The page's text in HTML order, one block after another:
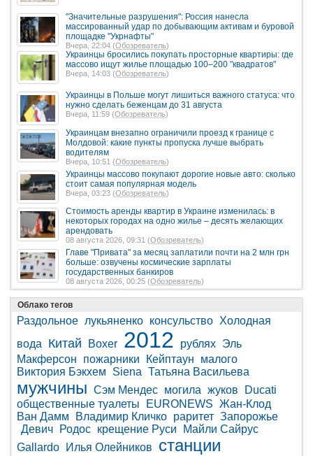
"Значительные разрушения": Россия нанесла
массированный удар по добывающим активам и буровой
площадке "Укрнафты"
Вчера, 22:04 (Обозреватель)
Украинцы бросились покупать просторные квартиры: где
массово ищут жилье площадью 100–200 "квадратов"
Вчера, 14:03 (Обозреватель)
Украинцы в Польше могут лишиться важного статуса: что
нужно сделать беженцам до 31 августа
Вчера, 11:59 (Обозреватель)
Украинцам внезапно ограничили проезд к границе с
Молдовой: какие пункты пропуска лучше выбрать
водителям
Вчера, 10:51 (Обозреватель)
Украинцы массово покупают дорогие новые авто: сколько
стоит самая популярная модель
Вчера, 03:23 (Обозреватель)
Стоимость аренды квартир в Украине изменилась: в
некоторых городах на одно жилье – десять желающих
арендовать
08 августа 2026, 09:31 (Обозреватель)
Главе "Привата" за месяц заплатили почти на 2 млн грн
больше: озвучены космические зарплаты
государственных банкиров
08 августа 2026, 00:25 (Обозреватель)
Облако тегов
Раздольное лукьяненко консульство Холодная
вода
Китай Boxer 2012 рублях Эль
Макферсон
пожарники Кейптаун
малого
Виктория Бэкхем
Siena Татьяна Васильева
мужчины Сэм Мендес могила жуков
Ducati
общественные туалеты
EURONEWS Жан-Клод
Ван Дамм
Владимир Кличко раритет Запорожье
Девич
Родос крещение Руси
Майли Сайрус
Gallardo
Илья Олейников станции